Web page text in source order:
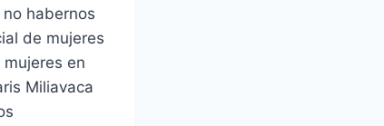
habernos
de mujeres
en
Miliavaca